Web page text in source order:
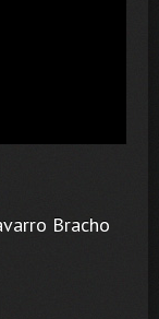
Bracho